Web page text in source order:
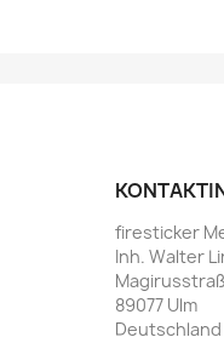
firesticker
Inh. Walter
89077 Ulm
Deutschland